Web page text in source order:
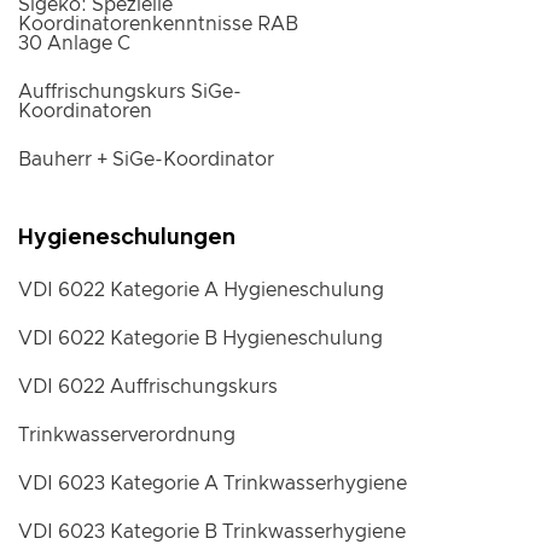
Sigeko: Spezielle
Koordinatorenkenntnisse RAB
30 Anlage C
Auffrischungskurs SiGe-
Koordinatoren
Bauherr + SiGe-Koordinator
Hygieneschulungen
VDI 6022 Kategorie A Hygieneschulung
VDI 6022 Kategorie B Hygieneschulung
VDI 6022 Auffrischungskurs
Trinkwasserverordnung
VDI 6023 Kategorie A Trinkwasserhygiene
VDI 6023 Kategorie B Trinkwasserhygiene